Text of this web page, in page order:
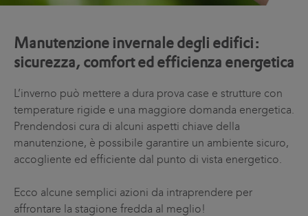
CAREER
SEDI E CONTATTI
Manutenzione invernale degli edifici:
sicurezza, comfort ed efficienza energetica
L’inverno può mettere a dura prova case e strutture con
temperature rigide e una maggiore domanda energetica.
Prendendosi cura di alcuni aspetti chiave della
manutenzione, è possibile garantire un ambiente sicuro,
accogliente ed efficiente dal punto di vista energetico.
Ecco alcune semplici azioni da intraprendere per
affrontare la stagione fredda al meglio!